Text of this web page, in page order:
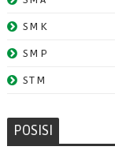
SMK
SMP
STM
POSISI